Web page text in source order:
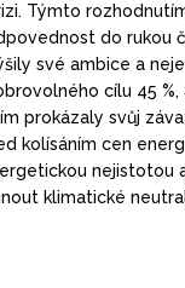
Týmto
do rukou
své ambice a
cílu 45 %,
prokázaly svůj
kolísáním cen
nejistotou
klimatické